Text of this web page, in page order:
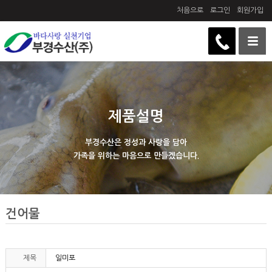
처음으로 로그인 회원가입
제품설명
부경수산은 정성과 사랑을 담아
가족을 위하는 마음으로 만들겠습니다.
건어물
제목 일미포